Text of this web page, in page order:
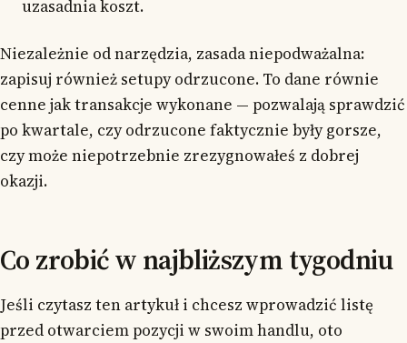
uzasadnia koszt.
Niezależnie od narzędzia, zasada niepodważalna:
zapisuj również setupy odrzucone. To dane równie
cenne jak transakcje wykonane — pozwalają sprawdzić
po kwartale, czy odrzucone faktycznie były gorsze,
czy może niepotrzebnie zrezygnowałeś z dobrej
okazji.
Co zrobić w najbliższym tygodniu
Jeśli czytasz ten artykuł i chcesz wprowadzić listę
przed otwarciem pozycji w swoim handlu, oto